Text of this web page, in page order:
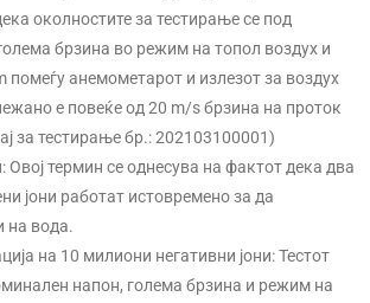
околностите за тестирање се под
брзина во режим на топол воздух и
помеѓу анемометарот и излезот за воздух
е повеќе од 20 m/s брзина на проток
за тестирање бр.: 202103100001)
Овој термин се однесува на фактот дека два
јони работат истовремено за да
на вода.
на 10 милиони негативни јони: Тестот
напон, голема брзина и режим на